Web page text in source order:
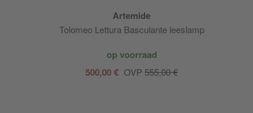
Artemide
Tolomeo Lettura Basculante leeslamp
op voorraad
500,00 € OVP555,00 €